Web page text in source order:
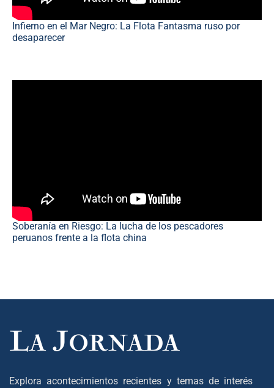
Infierno en el Mar Negro: La Flota Fantasma ruso por
desaparecer
Soberanía en Riesgo: La lucha de los pescadores
peruanos frente a la flota china
Explora acontecimientos recientes y temas de interés